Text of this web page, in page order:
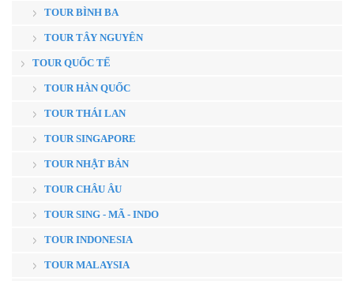
TOUR BÌNH BA
TOUR TÂY NGUYÊN
TOUR QUỐC TẾ
TOUR HÀN QUỐC
TOUR THÁI LAN
TOUR SINGAPORE
TOUR NHẬT BẢN
TOUR CHÂU ÂU
TOUR SING - MÃ - INDO
TOUR INDONESIA
TOUR MALAYSIA